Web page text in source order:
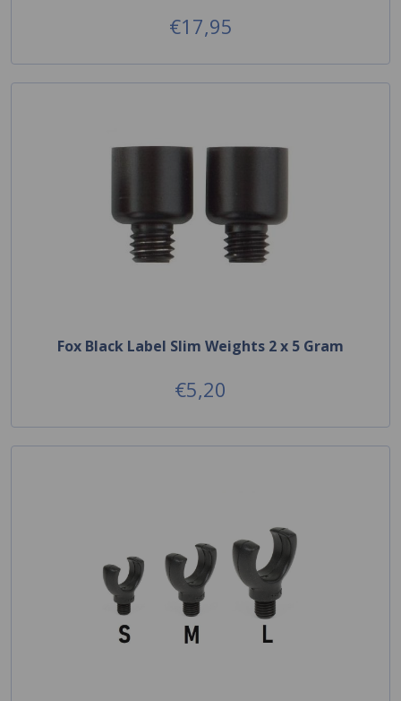
€17,95
Fox Black Label Slim Weights 2 x 5 Gram
€5,20